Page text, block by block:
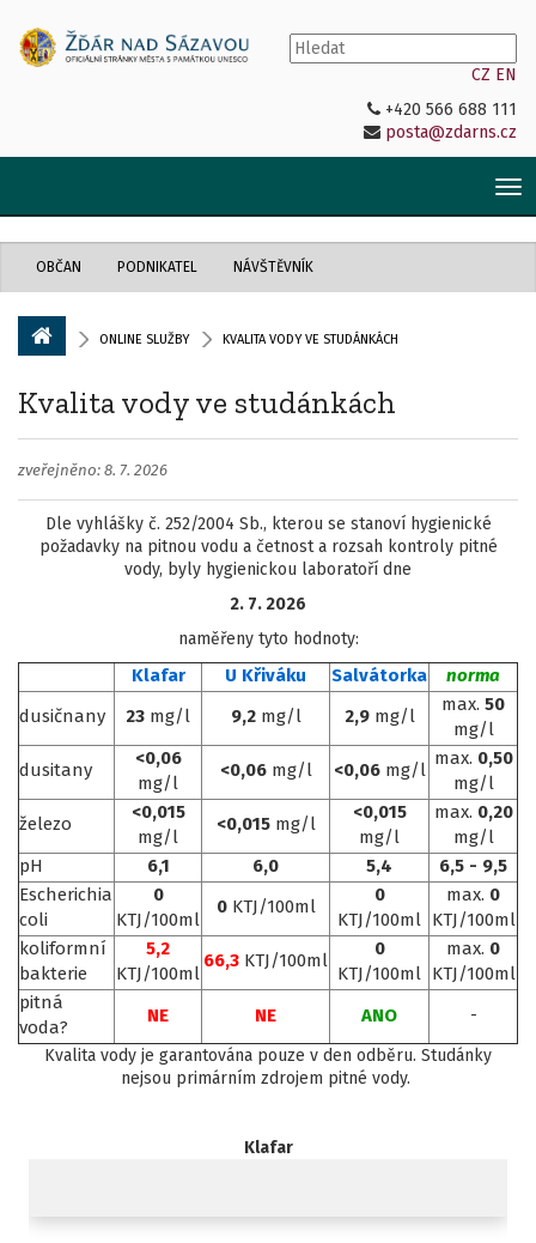
CZ EN
+420 566 688 111
posta@zdarns.cz
OBČAN PODNIKATEL NÁVŠTĚVNÍK
ONLINE SLUŽBY KVALITA VODY VE STUDÁNKÁCH
Kvalita vody ve studánkách
zveřejněno: 8. 7. 2026
Dle vyhlášky č. 252/2004 Sb., kterou se stanoví hygienické
požadavky na pitnou vodu a četnost a rozsah kontroly pitné
vody, byly hygienickou laboratoří dne
2. 7. 2026
naměřeny tyto hodnoty:
Klafar U Křiváku Salvátorka
norma
dusičnany
23 mg/l 9,2 mg/l 2,9 mg/l
max. 50
mg/l
dusitany
<0,06
mg/l
<0,06mg/l <0,06mg/l
max. 0,50
mg/l
železo
<0,015
mg/l
<0,015mg/l
<0,015
mg/l
max. 0,20
mg/l
pH
6,1 6,0 5,4
6,5 - 9,5
Escherichia
coli
0
KTJ/100ml
0KTJ/100ml
0
KTJ/100ml
max. 0
KTJ/100ml
koliformní
bakterie
5,2
KTJ/100ml
66,3 KTJ/100ml
0
KTJ/100ml
max. 0
KTJ/100ml
pitná
voda?
NE NE ANO -
Kvalita vody je garantována pouze v den odběru. Studánky
nejsou primárním zdrojem pitné vody.
Klafar